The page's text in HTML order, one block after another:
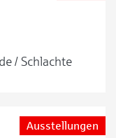
/ Schlachte
Ausstellungen